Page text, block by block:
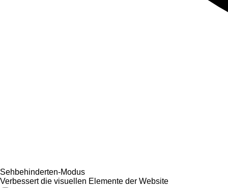
Sehbehinderten-Modus
Verbessert die visuellen Elemente der Website